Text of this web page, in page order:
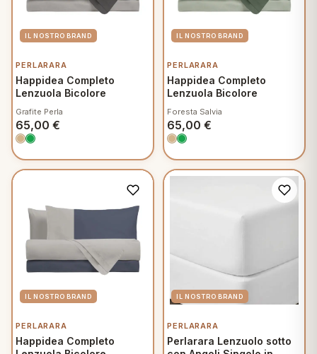
PERLARARA
Happidea Completo
Lenzuola Bicolore
Grafite Perla
65,00 €
PERLARARA
Happidea Completo
Lenzuola Bicolore
Foresta Salvia
65,00 €
PERLARARA
Happidea Completo
PERLARARA
Perlarara Lenzuolo sotto